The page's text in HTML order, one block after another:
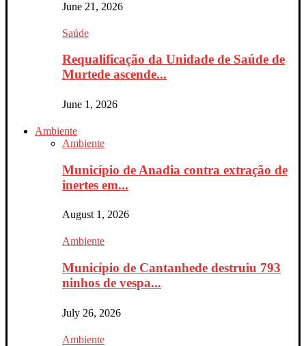
June 21, 2026
Saúde
Requalificação da Unidade de Saúde de
Murtede ascende...
June 1, 2026
Ambiente
Ambiente
Município de Anadia contra extração de
inertes em...
August 1, 2026
Ambiente
Município de Cantanhede destruiu 793
ninhos de vespa...
July 26, 2026
Ambiente